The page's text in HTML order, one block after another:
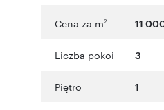
Cena za m2 11
Liczba pokoi 3
Piętro 1